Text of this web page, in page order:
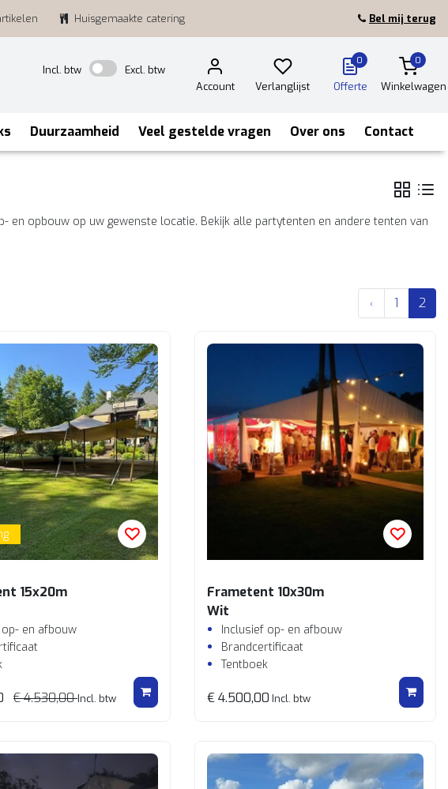
Huisgemaakte catering Bel mij terug
Incl. btw
Excl. btw
Account
Verlanglijst
0
Offerte
0
Winkelwagen
Duurzaamheid Veel gestelde vragen Over ons Contact
en opbouw op uw gewenste locatie. Bekijk alle partytenten en andere tenten van
1 2
15x20m
en afbouw
€ 4.530,00Incl. btw
Frametent 10x30m
Wit
Inclusief op- en afbouw
Brandcertificaat
Tentboek
€ 4.500,00 Incl. btw